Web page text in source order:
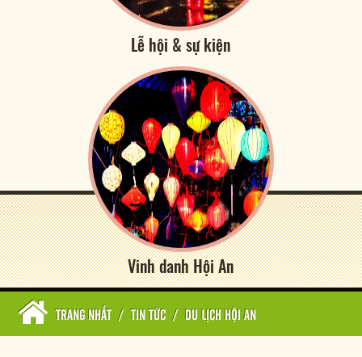
Lễ hội & sự kiện
Vinh danh Hội An
TRANG NHẤT / TIN TỨC / DU LỊCH HỘI AN